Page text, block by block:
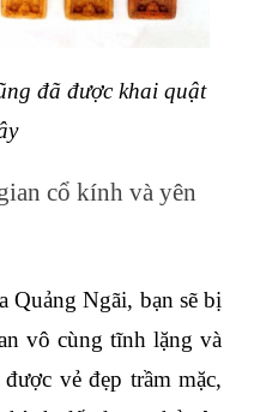
đã được khai quật
cổ kính và yên
Quảng Ngãi, bạn sẽ bị
vô cùng tĩnh lặng và
vẻ đẹp trầm mặc,